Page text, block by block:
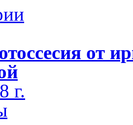
от
г.